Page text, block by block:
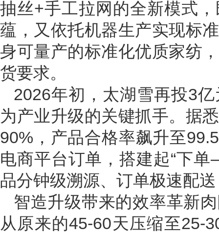
抽丝+手工拉网的全新模式
蕴，又依托机器生产实现标
身可量产的标准化优质家纺
货要求。
2026年初，太湖雪再投3
为产业升级的关键抓手。据
90%，产品合格率飙升至
电商平台订单，搭建起“下
品分钟级溯源、订单极速配
智造升级带来的效率革新
从原来的45-60天压缩至25-